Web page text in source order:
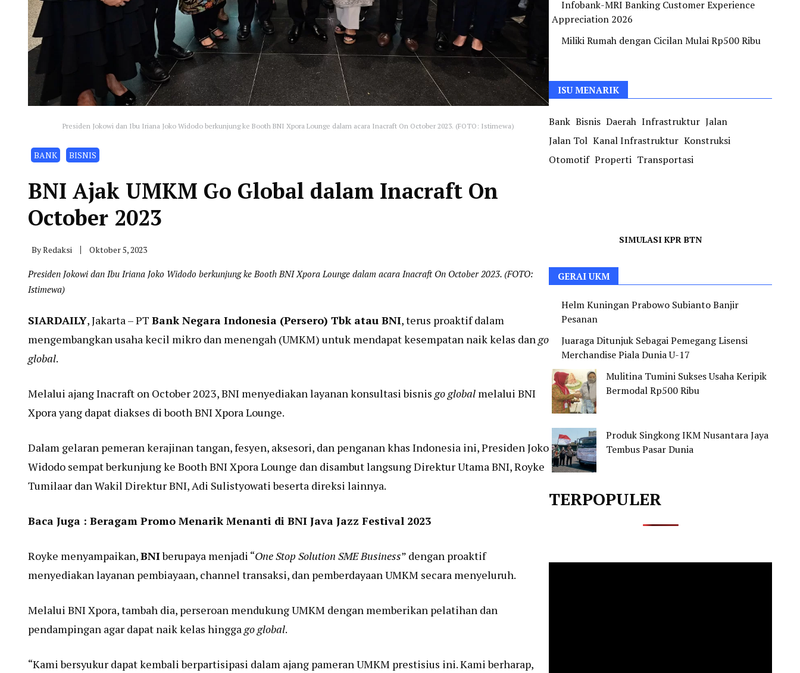
Presiden Jokowi dan Ibu Iriana Joko Widodo berkunjung ke Booth BNI Xpora Lounge dalam acara Inacraft On October 2023. (FOTO: Istimewa)
BANK BISNIS
BNI Ajak UMKM Go Global dalam Inacraft On
October 2023
ByRedaksi Oktober 5, 2023
Presiden Jokowi dan Ibu Iriana Joko Widodo berkunjung ke Booth BNI Xpora Lounge dalam acara Inacraft On October 2023. (FOTO:
Istimewa)
SIARDAILY, Jakarta – PT Bank Negara Indonesia (Persero) Tbk atau BNI, terus proaktif dalam
mengembangkan usaha kecil mikro dan menengah (UMKM) untuk mendapat kesempatan naik kelas dan go
global.
Melalui ajang Inacraft on October 2023, BNI menyediakan layanan konsultasi bisnis go global melalui BNI
Xpora yang dapat diakses di booth BNI Xpora Lounge.
Dalam gelaran pemeran kerajinan tangan, fesyen, aksesori, dan penganan khas Indonesia ini, Presiden Joko
Widodo sempat berkunjung ke Booth BNI Xpora Lounge dan disambut langsung Direktur Utama BNI, Royke
Tumilaar dan Wakil Direktur BNI, Adi Sulistyowati beserta direksi lainnya.
Baca Juga : Beragam Promo Menarik Menanti di BNI Java Jazz Festival 2023
Royke menyampaikan,BNIberupaya menjadi “One Stop Solution SME Business” dengan proaktif
menyediakan layanan pembiayaan, channel transaksi, dan pemberdayaan UMKM secara menyeluruh.
Melalui BNI Xpora, tambah dia, perseroan mendukung UMKM dengan memberikan pelatihan dan
pendampingan agar dapat naik kelas hingga go global.
“Kami bersyukur dapat kembali berpartisipasi dalam ajang pameran UMKM prestisius ini. Kami berharap,
Infobank-MRI Banking Customer Experience
Appreciation 2026
Miliki Rumah dengan Cicilan Mulai Rp500 Ribu
ISU MENARIK
Bank Bisnis Daerah Infrastruktur Jalan
Jalan Tol Kanal Infrastruktur Konstruksi
Otomotif Properti Transportasi
SIMULASI KPR BTN
GERAI UKM
Helm Kuningan Prabowo Subianto Banjir
Pesanan
Juaraga Ditunjuk Sebagai Pemegang Lisensi
Merchandise Piala Dunia U-17
Mulitina Tumini Sukses Usaha Keripik
Bermodal Rp500 Ribu
Produk Singkong IKM Nusantara Jaya
Tembus Pasar Dunia
TERPOPULER